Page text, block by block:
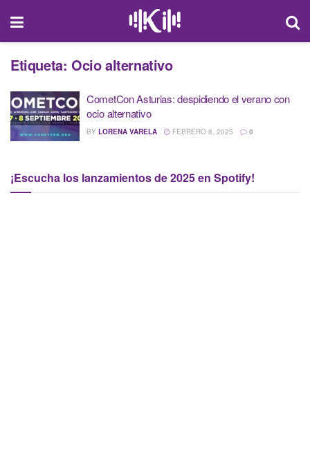
Etiqueta: Ocio alternativo
CometCon Asturias: despidiendo el verano con
ocio alternativo
BY LORENA VARELA FEBRERO 8, 2025 0
¡Escucha los lanzamientos de 2025 en Spotify!